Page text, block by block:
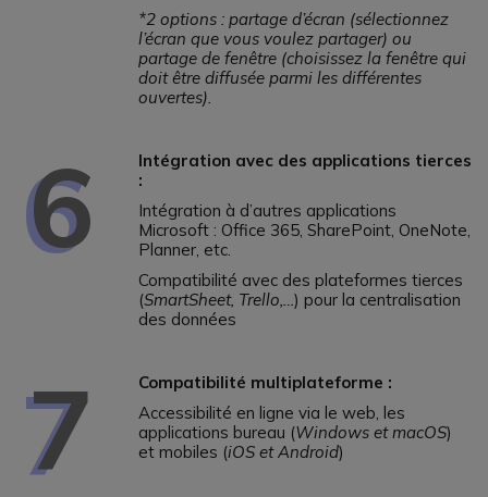
*2 options : partage d’écran (sélectionnez
l’écran que vous voulez partager) ou
partage de fenêtre (choisissez la fenêtre qui
doit être diffusée parmi les différentes
ouvertes).
6
Intégration avec des applications tierces
:
Intégration à d’autres applications
Microsoft : Office 365, SharePoint, OneNote,
Planner, etc.
Compatibilité avec des plateformes tierces
(SmartSheet, Trello,… ) pour la centralisation
des données
7
Compatibilité multiplateforme :
Accessibilité en ligne via le web, les
applications bureau (Windows et macOS)
et mobiles (iOS et Android)